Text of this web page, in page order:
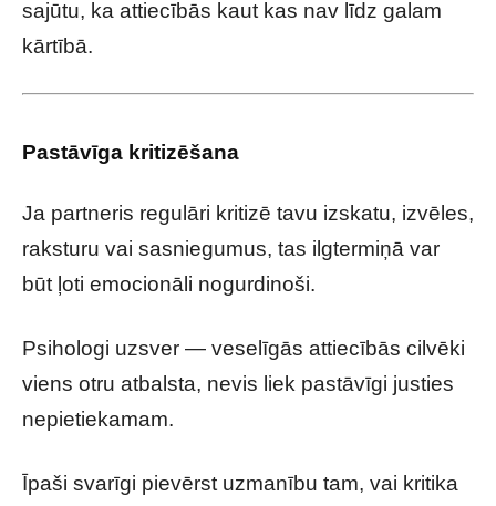
sajūtu, ka attiecībās kaut kas nav līdz galam
kārtībā.
Pastāvīga kritizēšana
Ja partneris regulāri kritizē tavu izskatu, izvēles,
raksturu vai sasniegumus, tas ilgtermiņā var
būt ļoti emocionāli nogurdinoši.
Psihologi uzsver — veselīgās attiecībās cilvēki
viens otru atbalsta, nevis liek pastāvīgi justies
nepietiekamam.
Īpaši svarīgi pievērst uzmanību tam, vai kritika